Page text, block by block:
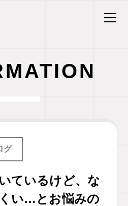
グ
ているけど、な
い…とお悩みの